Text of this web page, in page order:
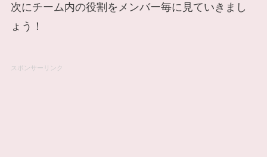
次にチーム内の役割をメンバー毎に見ていきまし
ょう！
スポンサーリンク